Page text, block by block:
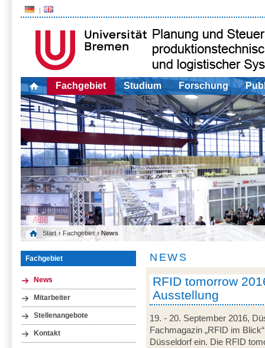
Fachgebiet Studium Forschung
Start › Fachgebiet › News
Fachgebiet
News
Mitarbeiter
Stellenangebote
Kontakt
NEWS
RFID tomorrow
Ausstellung
19. - 20. September 2016,
Fachmagazin „RFID im
Düsseldorf ein. Die RFID